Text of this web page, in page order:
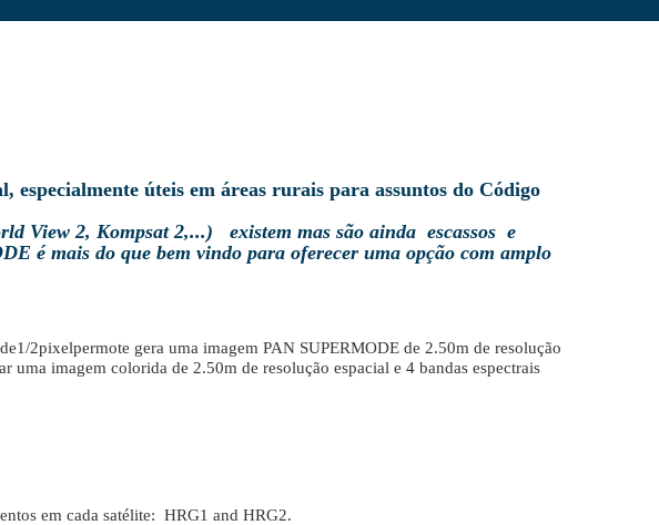
especialmente úteis em áreas rurais para assuntos do Código
View 2, Kompsat 2,...) existem mas são ainda escassos e
é mais do que bem vindo para oferecer uma opção com amplo
2pixelpermote gera uma imagem PAN SUPERMODE de 2.50m de resolução
imagem colorida de 2.50m de resolução espacial e 4 bandas espectrais
em cada satélite: HRG1 and HRG2.